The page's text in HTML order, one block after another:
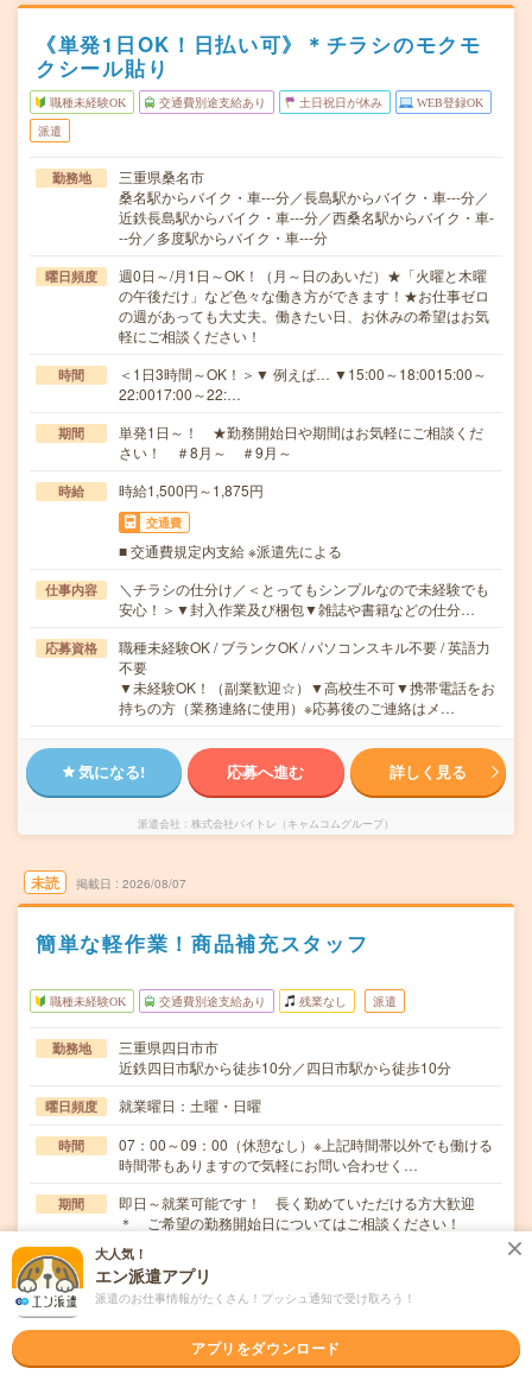
《単発1日OK！日払い可》＊チラシのモクモ
クシール貼り
職種未経験OK 交通費別途支給あり 土日祝日が休み WEB登録OK
派遣
勤務地
三重県桑名市
桑名駅からバイク・車---分／長島駅からバイク・車---分／
近鉄長島駅からバイク・車---分／西桑名駅からバイク・車-
--分／多度駅からバイク・車---分
曜日頻度
週0日～/月1日～OK！（月～日のあいだ）★「火曜と木曜
の午後だけ」など色々な働き方ができます！★お仕事ゼロ
の週があっても大丈夫。働きたい日、お休みの希望はお気
軽にご相談ください！
時間
＜1日3時間～OK！＞▼ 例えば… ▼15:00～18:0015:00～
22:0017:00～22:…
期間
単発1日～！ ★勤務開始日や期間はお気軽にご相談くだ
さい！ ＃8月～ ＃9月～
時給 時給1,500円～1,875円
交通費
■ 交通費規定内支給 ※派遣先による
仕事内容
＼チラシの仕分け／＜とってもシンプルなので未経験でも
安心！＞▼封入作業及び梱包▼雑誌や書籍などの仕分…
応募資格
職種未経験OK / ブランクOK / パソコンスキル不要 / 英語力
不要
▼未経験OK！（副業歓迎☆）▼高校生不可▼携帯電話をお
持ちの方（業務連絡に使用）※応募後のご連絡はメ…
気になる! 応募へ進む 詳しく見る
派遣会社 株式会社バイトレ（キャムコムグループ）
未読 掲載日 2026/08/07
簡単な軽作業！商品補充スタッフ
職種未経験OK 交通費別途支給あり 残業なし 派遣
勤務地
三重県四日市市
近鉄四日市駅から徒歩10分／四日市駅から徒歩10分
曜日頻度 就業曜日：土曜・日曜
時間
07：00～09：00（休憩なし）※上記時間帯以外でも働ける
時間帯もありますので気軽にお問い合わせく…
期間
即日～就業可能です！ 長く勤めていただける方大歓迎
＊ ご希望の勤務開始日についてはご相談ください！
時給 時給1250円
交通費
≪≪一般食品の品出しスタッフ大募集≫≫品揃え抜群、地
大人気！
エン派遣アプリ
派遣のお仕事情報がたくさん！プッシュ通知で受け取ろう！
アプリをダウンロード